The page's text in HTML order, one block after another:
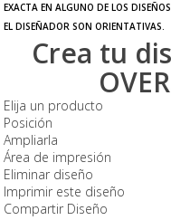
EXACTA EN ALGUNO DE LOS
EL DISEÑADOR SON ORIENTATIVAS.
Crea tu
Elija un producto
Posición
Ampliarla
Área de impresión
Eliminar diseño
Imprimir este diseño
Compartir Diseño